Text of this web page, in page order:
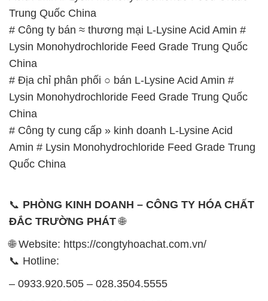
# Địa chỉ phân phối ○ bán L-Lysine Acid Amin #
Lysin Monohydrochloride Feed Grade Trung Quốc
China
# Công ty cung cấp » kinh doanh L-Lysine Acid
Amin # Lysin Monohydrochloride Feed Grade Trung
Quốc China
📞PHÒNG KINH DOANH – CÔNG TY HÓA CHẤT
ĐẮC TRƯỜNG PHÁT🌐
🌐 Website: https://congtyhoachat.com.vn/
– 0933.920.505 – 028.3504.5555
028.3756.1841- 028.3756.1842
0902.765.866